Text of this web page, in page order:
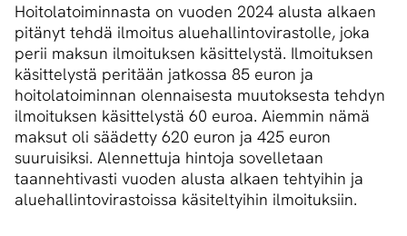
Hoitolatoiminnasta on vuoden 2024 alusta alkaen
pitänyt tehdä ilmoitus aluehallintovirastolle, joka
perii maksun ilmoituksen käsittelystä. Ilmoituksen
käsittelystä peritään jatkossa 85 euron ja
hoitolatoiminnan olennaisesta muutoksesta tehdyn
ilmoituksen käsittelystä 60 euroa. Aiemmin nämä
maksut oli säädetty 620 euron ja 425 euron
suuruisiksi. Alennettuja hintoja sovelletaan
taannehtivasti vuoden alusta alkaen tehtyihin ja
aluehallintovirastoissa käsiteltyihin ilmoituksiin.